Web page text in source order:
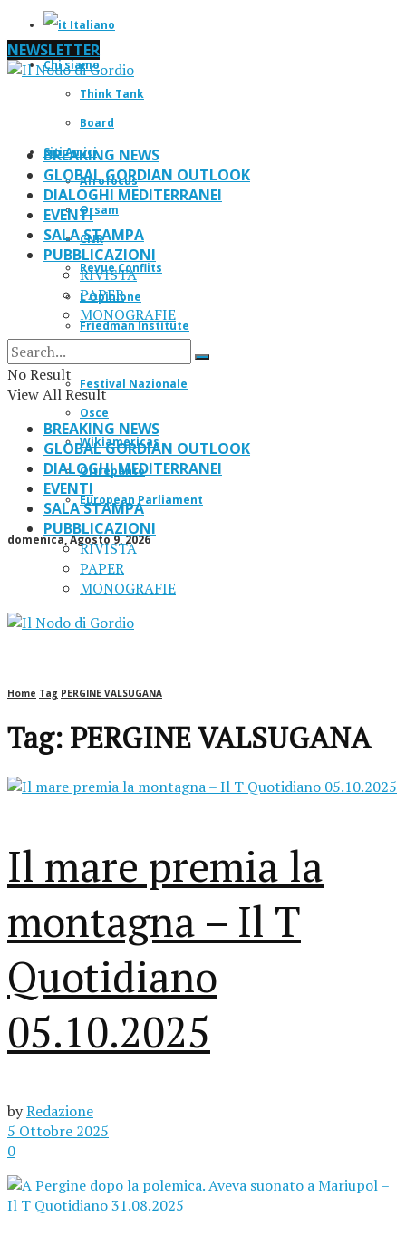
Italiano
Chi siamo
Think Tank
Board
Siti Amici
Afrofocus
Orsam
CNR
Revue Conflits
L’Opinione
Friedman Institute
Festival Nazionale
Osce
Wikiamericas
Oltrepanto
European Parliament
domenica, Agosto 9, 2026
NEWSLETTER
BREAKING NEWS
GLOBAL GORDIAN OUTLOOK
DIALOGHI MEDITERRANEI
EVENTI
SALA STAMPA
PUBBLICAZIONI
RIVISTA
PAPER
MONOGRAFIE
No Result
View All Result
BREAKING NEWS
GLOBAL GORDIAN OUTLOOK
DIALOGHI MEDITERRANEI
EVENTI
SALA STAMPA
PUBBLICAZIONI
RIVISTA
PAPER
MONOGRAFIE
Home Tag PERGINE VALSUGANA
Tag: PERGINE VALSUGANA
Il mare premia la
montagna – Il T
Quotidiano
05.10.2025
byRedazione
5 Ottobre 2025
0